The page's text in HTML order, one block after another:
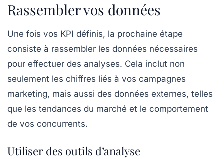
Rassembler vos données
Une fois vos KPI définis, la prochaine étape
consiste à rassembler les données nécessaires
pour effectuer des analyses. Cela inclut non
seulement les chiffres liés à vos campagnes
marketing, mais aussi des données externes, telles
que les tendances du marché et le comportement
de vos concurrents.
Utiliser des outils d’analyse